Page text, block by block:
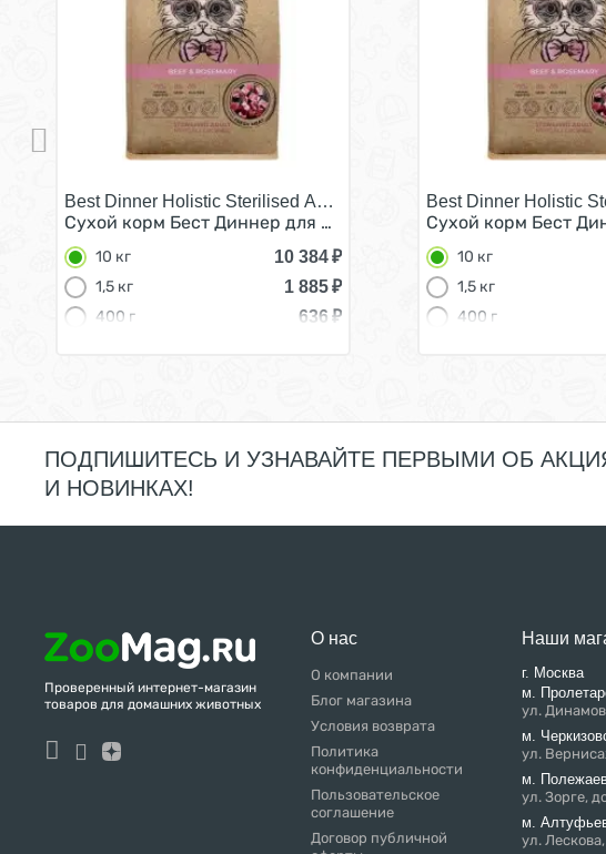
Best Dinner Holistic Sterilised Adult Hypoallergenic Beef &
Сухой корм Бест Диннер для Стерилизованных кошек
10 кг 10 384₽
1,5 кг
1 885₽
400 г
636 ₽
Best Dinner Holistic
Сухой корм Бест
10 кг
1,5 кг
400 г
ПОДПИШИТЕСЬ И УЗНАВАЙТЕ ПЕРВЫМИ ОБ
И НОВИНКАХ!
Проверенный интернет-магазин
товаров для домашних животных
О нас
О компании
Блог магазина
Условия возврата
Политика
конфиденциальности
Пользовательское
соглашение
Договор публичной
Наши
г. Москва
м.
ул.
м.
ул.
м.
ул. Зорге,
м.
ул.